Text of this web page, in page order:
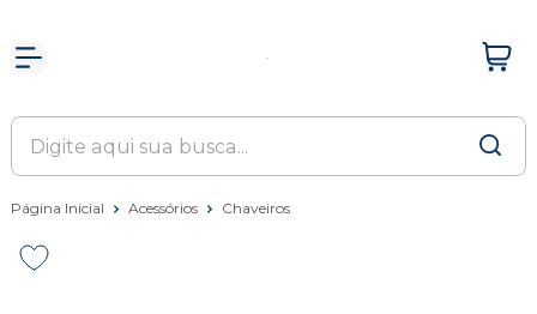
Página Inicial Acessórios Chaveiros